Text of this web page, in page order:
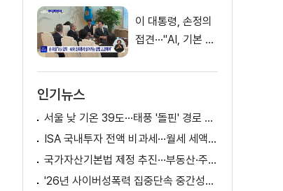
이 대통령, 손정의
접견···"AI, 기본 인
인기뉴스
서울 낮 기온 39도···태풍 '돌핀' 경로 변수
ISA 국내투자 전액 비과세···월세 세액공제 확대
국가자산기본법 제정 추진···부동산·주식 등 통합 관리
'26년 사이버성폭력 집중단속 중간성과 발표···향후 추진계획은?